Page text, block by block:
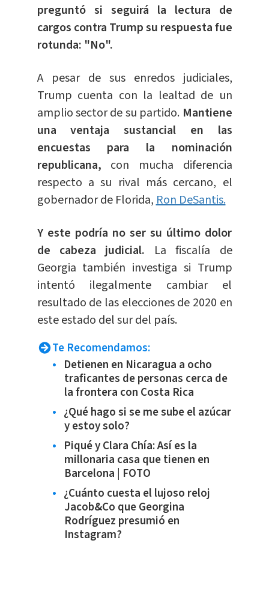
preguntó si seguirá la lectura de
cargos contra Trump su respuesta fue
rotunda: "No".
A pesar de sus enredos judiciales,
Trump cuenta con la lealtad de un
amplio sector de su partido. Mantiene
una ventaja sustancial en las
encuestas para la nominación
republicana, con mucha diferencia
respecto a su rival más cercano, el
gobernador de Florida, Ron DeSantis.
Y este podría no ser su último dolor
de cabeza judicial. La fiscalía de
Georgia también investiga si Trump
intentó ilegalmente cambiar el
resultado de las elecciones de 2020 en
este estado del sur del país.
Te Recomendamos:
Detienen en Nicaragua a ocho
traficantes de personas cerca de
la frontera con Costa Rica
¿Qué hago si se me sube el azúcar
y estoy solo?
Piqué y Clara Chía: Así es la
millonaria casa que tienen en
Barcelona | FOTO
¿Cuánto cuesta el lujoso reloj
Jacob&Co que Georgina
Rodríguez presumió en
Instagram?